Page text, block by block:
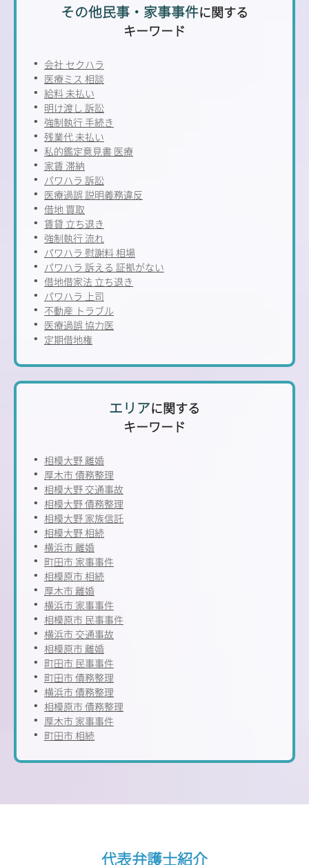
その他民事・家事事件に関する
キーワード
会社 セクハラ
医療ミス 相談
給料 未払い
明け渡し 訴訟
強制執行 手続き
残業代 未払い
私的鑑定意見書 医療
家賃 滞納
パワハラ 訴訟
医療過誤 説明義務違反
借地 買取
賃貸 立ち退き
強制執行 流れ
パワハラ 慰謝料 相場
パワハラ 訴える 証拠がない
借地借家法 立ち退き
パワハラ 上司
不動産 トラブル
医療過誤 協力医
定期借地権
エリアに関する
キーワード
相模大野 離婚
厚木市 債務整理
相模大野 交通事故
相模大野 債務整理
相模大野 家族信託
相模大野 相続
横浜市 離婚
町田市 家事事件
相模原市 相続
厚木市 離婚
横浜市 家事事件
相模原市 民事事件
横浜市 交通事故
相模原市 離婚
町田市 民事事件
町田市 債務整理
横浜市 債務整理
相模原市 債務整理
厚木市 家事事件
町田市 相続
代表弁護士紹介